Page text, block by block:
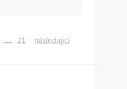
... 21 následující